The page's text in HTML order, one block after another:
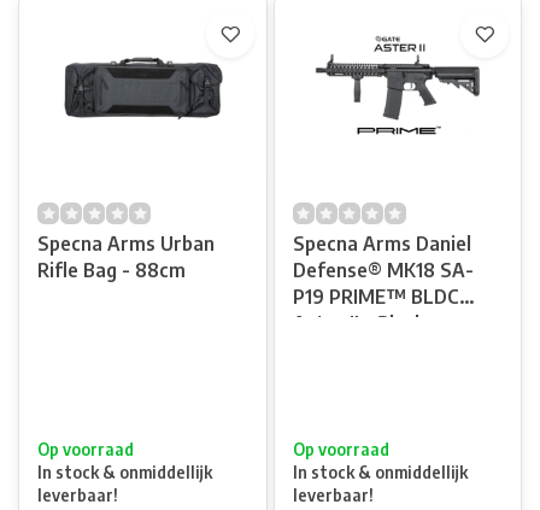
Specna Arms Urban
Rifle Bag - 88cm
Op voorraad
In stock & onmiddellijk
leverbaar!
Specna Arms Daniel
Defense® MK18 SA-
P19 PRIME™ BLDC
Aster II - Black
Op voorraad
In stock & onmiddellijk
leverbaar!